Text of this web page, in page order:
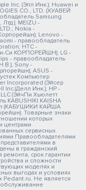
Inc. (Эпл Инк.); Huawei и
CO., LTD. (ХУАВЕЙ
Samsung
MEIZU -
Nokia -
Lenovo -
- правообладатель
HTC -
Си КОРПОРЕЙШН); LG -
- правообладатель
Sony -
ASUS -
Компьютер
Incorporated (Эйсер
Inc.(Делл Инк.); HP -
(ЭйчПи Хьюлетт
KABUSHIKI KAISHA
(КАБУШИКИ КАЙША
Товарные знаки
которых
центрами
сервисных
Правообладателями
в
в гражданский
срок гарантии
и сложности
моделях и
выгодах и условиях
Pedant.ru. Не является